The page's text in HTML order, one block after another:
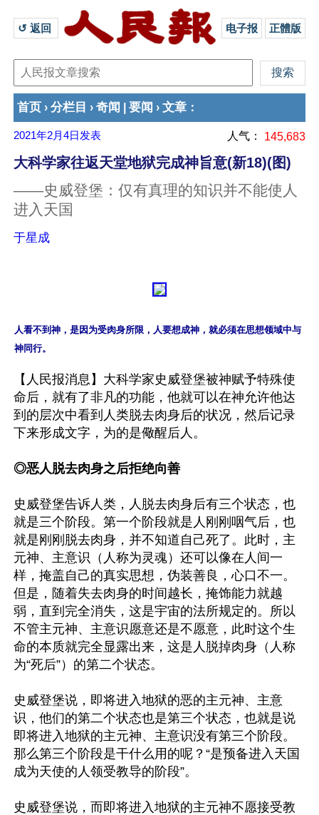
↺ 返回 电子报 正體版
首页 › 分栏目 › 奇闻 要闻 › 文章 ：
2021年2月4日 发表 人气： 145,683
大科学家往返天堂地狱完成神旨意(新18)(图)
——史威登堡：仅有真理的知识并不能使人
进入天国
于星成
人看不到神，是因为受肉身所限，人要想成神，就必须在思想领域中与
【人民报消息】大科学家史威登堡被神赋予特殊使
命后，就有了非凡的功能，他就可以在神允许他达
到的层次中看到人类脱去肉身后的状况，然后记录
下来形成文字，为的是儆醒后人。
◎恶人脱去肉身之后拒绝向善
史威登堡告诉人类，人脱去肉身后有三个状态，也
就是三个阶段。第一个阶段就是人刚刚咽气后，也
就是刚刚脱去肉身，并不知道自己死了。此时，主
元神、主意识（人称为灵魂）还可以像在人间一
样，掩盖自己的真实思想，伪装善良，心口不一。
但是，随着失去肉身的时间越长，掩饰能力就越
弱，直到完全消失，这是宇宙的法所规定的。所以
不管主元神、主意识愿意还是不愿意，此时这个生
命的本质就完全显露出来，这是人脱掉肉身（人称
为“死后”）的第二个状态。
史威登堡说，即将进入地狱的恶的主元神、主意
识，他们的第二个状态也是第三个状态，也就是说
即将进入地狱的主元神、主意识没有第三个阶段。
那么第三个阶段是干什么用的呢？“是预备进入天国
成为天使的人领受教导的阶段”。
史威登堡说，而即将进入地狱的主元神不愿接受教